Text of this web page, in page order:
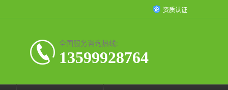
资质认证
全国服务咨询热线:
13599928764